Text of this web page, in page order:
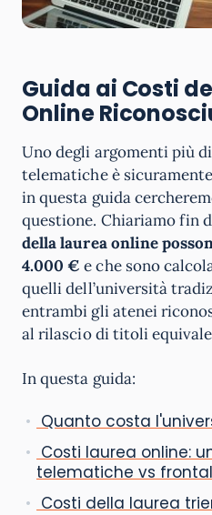
Guida ai Costi
Online
Uno degli argomenti più
telematiche è
in questa guida
questione. Chiariamo fin
della laurea online
4.000 € e che sono
quelli dell’università
entrambi gli atenei
al rilascio di titoli
In questa guida:
Quanto costa
Costi laurea online:
telematiche vs
Costi della laurea